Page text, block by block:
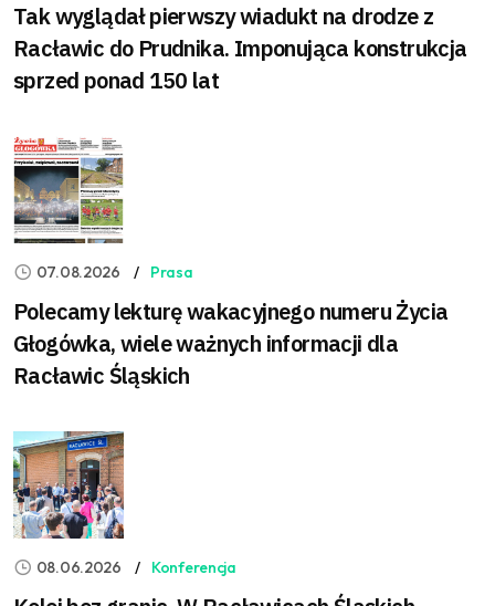
Tak wyglądał pierwszy wiadukt na drodze z
Racławic do Prudnika. Imponująca konstrukcja
sprzed ponad 150 lat
07.08.2026 Prasa
Polecamy lekturę wakacyjnego numeru Życia
Głogówka, wiele ważnych informacji dla
Racławic Śląskich
08.06.2026 Konferencja